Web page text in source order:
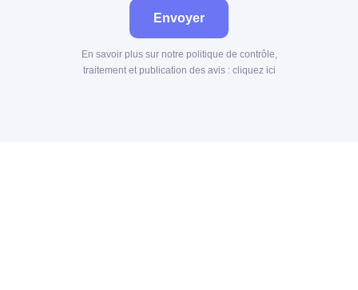
Envoyer
En savoir plus sur notre politique de contrôle,
traitement et publication des avis : cliquez ici